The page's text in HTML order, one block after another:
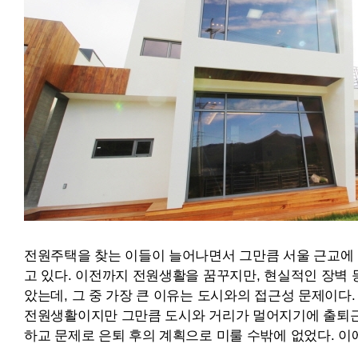
개
된
까
사
펠
리
체
전원주택을 찾는 이들이 늘어나면서 그만큼 서울 근교
고 있다. 이전까지 전원생활을 꿈꾸지만, 현실적인 장벽
았는데, 그 중 가장 큰 이유는 도시와의 접근성 문제이
전원생활이지만 그만큼 도시와 거리가 멀어지기에 출퇴
하교 문제로 은퇴 후의 계획으로 미룰 수밖에 없었다.